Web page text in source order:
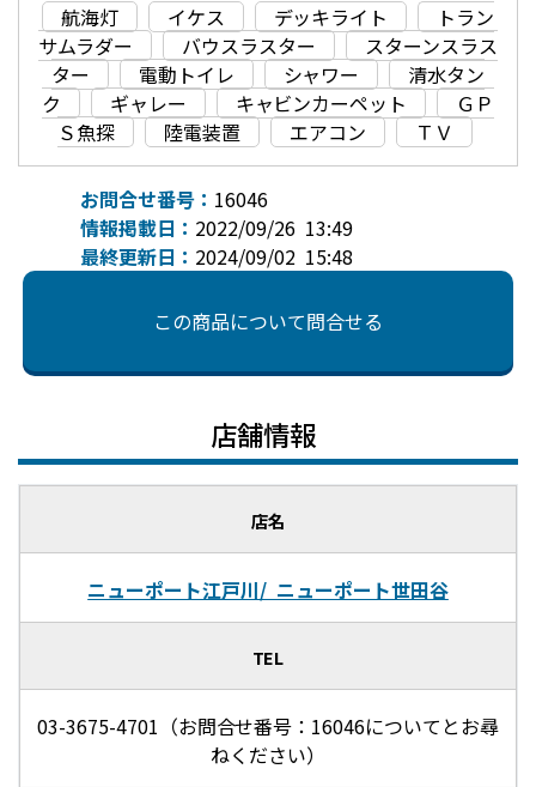
航海灯 イケス デッキライト
トラン
サムラダー
バウスラスター
スターンスラス
ター
電動トイレ シャワー
清水タン
ク
ギャレー キャビンカーペット
ＧＰ
Ｓ魚探
陸電装置 エアコン ＴＶ
お問合せ番号： 16046
情報掲載日： 2022/09/26 13:49
最終更新日： 2024/09/02 15:48
この商品について問合せる
店舗情報
店名
ニューポート江戸川/ ニューポート世田谷
TEL
03-3675-4701（お問合せ番号：16046についてとお尋
ねください）